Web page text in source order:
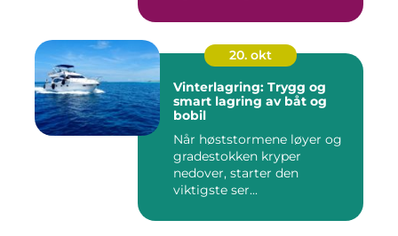
20. okt
Vinterlagring: Trygg og
smart lagring av båt og
bobil
Når høststormene løyer og
gradestokken kryper
nedover, starter den
viktigste ser...